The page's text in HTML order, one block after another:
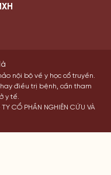
nội bộ về y học cổ truyền.
điều trị bệnh, cần tham
y tế.
CỔ PHẦN NGHIÊN CỨU VÀ